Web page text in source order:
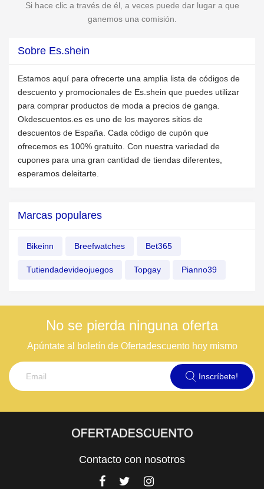
Si hace clic a través de él, a veces puede dar lugar a que
ganemos una comisión.
Sobre Es.shein
Estamos aquí para ofrecerte una amplia lista de códigos de
descuento y promocionales de Es.shein que puedes utilizar
para comprar productos de moda a precios de ganga.
Okdescuentos.es es uno de los mayores sitios de
descuentos de España. Cada código de cupón que
ofrecemos es 100% gratuito. Con nuestra variedad de
cupones para una gran cantidad de tiendas diferentes,
esperamos deleitarte.
Marcas populares
Bikeinn Breefwatches Bet365
Tutiendadevideojuegos Topgay Pianno39
No se pierda ninguna oferta
Apúntate al boletín de Ofertadescuento hoy mismo
Inscríbete!
Contacto con nosotros